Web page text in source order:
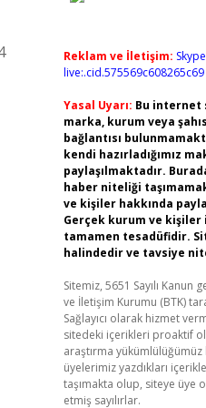
Reklam ve İletişim:
live:.cid.575569c608265c69
Yasal Uyarı: Bu internet
marka, kurum veya
bağlantısı
kendi hazırladığımız
paylaşılmaktadır.
haber niteliği
ve kişiler hakkında
Gerçek kurum ve
tamamen tesadüfidir.
halindedir ve tavsiye
Sitemiz, 5651 Sayılı
ve İletişim Kurumu (BTK)
Sağlayıcı olarak hizmet
sitedeki içerikleri proaktif
araştırma
üyelerimiz yazdıkları
taşımakta olup, siteye üye
etmiş sayılırlar.